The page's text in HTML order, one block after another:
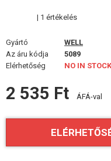
SZEMÜVEGEK, MASZKOK
FELSZERELÉS,
ÁLCÁZÁS, FESTÉK,
| 1 értékelés
Gyártó
WELL
Az áru kódja
5089
Elérhetőség
NO IN STOCK
2 535 Ft ÁFÁ-val